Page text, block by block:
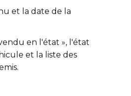
et la date de la
en l'état », l'état
et la liste des